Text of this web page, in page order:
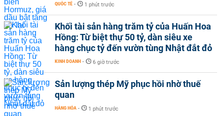
QUỐC TẾ - 1 phút trước
Khối tài sản hàng trăm tỷ của Huấn Hoa
Hồng: Từ biệt thự 50 tỷ, dàn siêu xe
hàng chục tỷ đến vườn tùng Nhật đắt đỏ
KINH DOANH - 6 giờ trước
Sản lượng thép Mỹ phục hồi nhờ thuế
quan
HÀNG HÓA - 1 phút trước